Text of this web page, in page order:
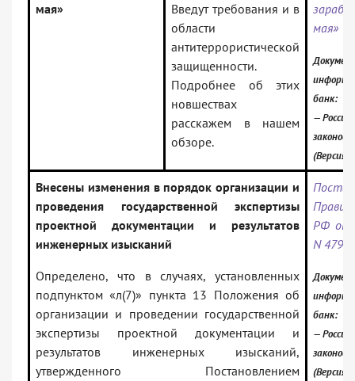
мая»
Введут требования и в
области
антитеррористической
защищенности.
Подробнее об этих
новшествах
расскажем в нашем
обзоре.
мая»
банк:
—
(Версия
Внесены изменения в порядок организации и
проведения государственной экспертизы
проектной документации и результатов
инженерных изысканий
Определено, что в случаях, установленных
подпунктом «л(7)» пункта 13 Положения об
организации и проведении государственной
экспертизы проектной документации и
результатов инженерных изысканий,
утвержденного Постановлением
РФ от
N 479
банк:
—
(Версия